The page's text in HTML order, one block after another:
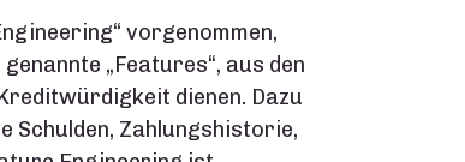
vorgenommen,
„Features“, aus den
dienen. Dazu
Schulden, Zahlungshistorie,